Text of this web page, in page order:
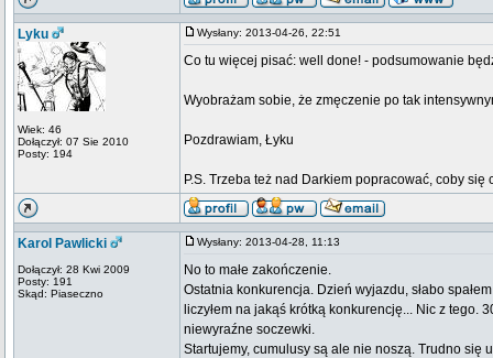
Lyku
Wiek: 46
Dołączył: 07 Sie 2010
Posty: 194
Wysłany: 2013-04-26, 22:51
Co tu więcej pisać: well done! - podsumowanie
Wyobrażam sobie, że zmęczenie po tak
Pozdrawiam, Łyku
P.S. Trzeba też nad Darkiem popracować, coby się
Karol Pawlicki
Dołączył: 28 Kwi 2009
Posty: 191
Skąd: Piaseczno
Wysłany: 2013-04-28, 11:13
No to małe zakończenie.
Ostatnia konkurencja. Dzień wyjazdu, słabo
liczyłem na jakąś krótką konkurencję... Nic z tego.
niewyraźne soczewki.
Startujemy, cumulusy są ale nie noszą. Trudno się